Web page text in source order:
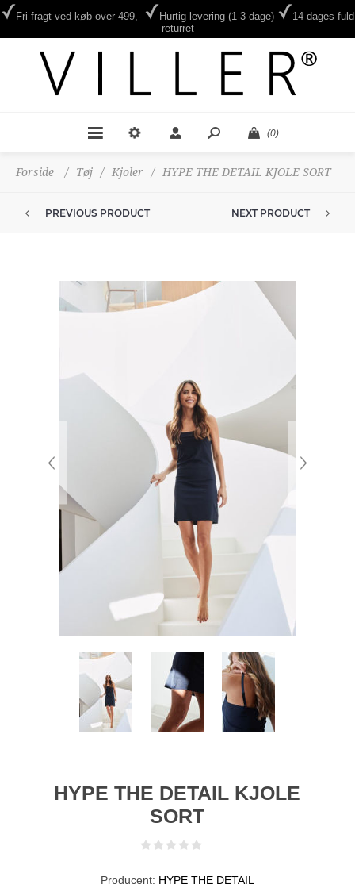
Fri fragt ved køb over 499,- Hurtig levering (1-3 dage)
14 dages fuld
returret
(0)
Forside / Tøj / Kjoler / HYPE THE DETAIL KJOLE SORT
PREVIOUS PRODUCT NEXT PRODUCT
HYPE THE DETAIL KJOLE
SORT
Producent: HYPE THE DETAIL